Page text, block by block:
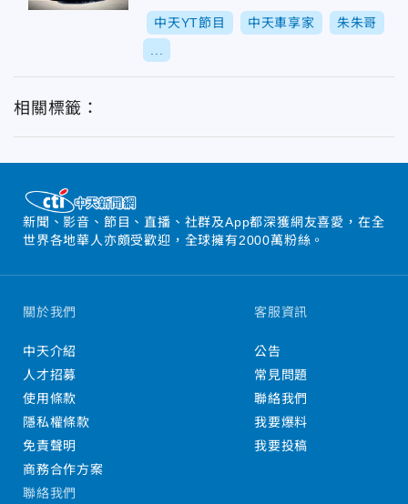
擎駕馭樂趣
中天YT節目 中天車享家 朱朱哥
相關標籤：
新聞、影音、節目、直播、社群及App都深獲網友喜愛，在全
世界各地華人亦頗受歡迎，全球擁有2000萬粉絲。
關於我們
中天介紹
人才招募
使用條款
隱私權條款
免責聲明
商務合作方案
客服資訊
公告
常見問題
聯絡我們
我要爆料
我要投稿
聯絡我們